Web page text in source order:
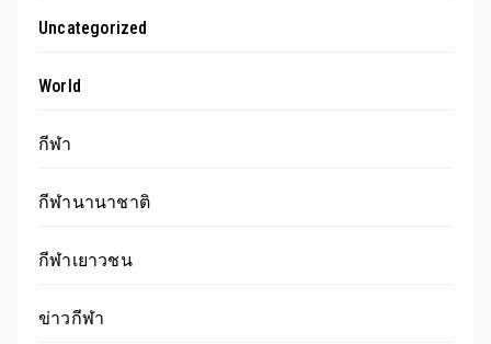
Uncategorized
World
กีฬา
กีฬานานาชาติ
กีฬาเยาวชน
ข่าวกีฬา